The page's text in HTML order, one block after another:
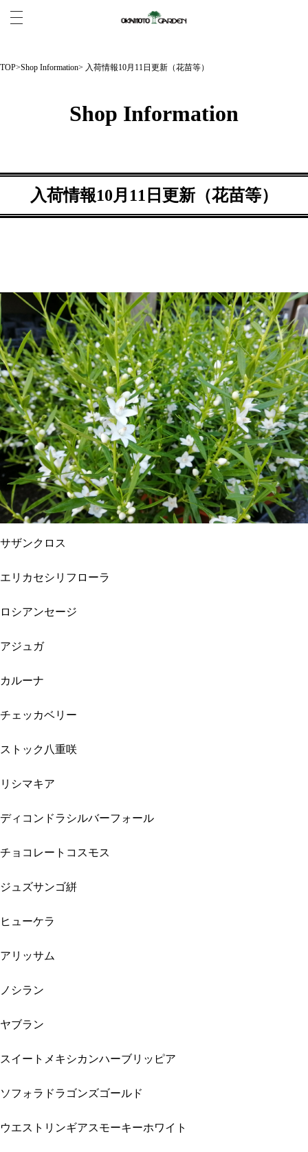
TOP>Shop Information> 入荷情報10月11日更新（花苗等）
Shop Information
入荷情報10月11日更新（花苗等）
サザンクロス
エリカセシリフローラ
ロシアンセージ
アジュガ
カルーナ
チェッカベリー
ストック八重咲
リシマキア
ディコンドラシルバーフォール
チョコレートコスモス
ジュズサンゴ絣
ヒューケラ
アリッサム
ノシラン
ヤブラン
スイートメキシカンハーブリッピア
ソフォラドラゴンズゴールド
ウエストリンギアスモーキーホワイト